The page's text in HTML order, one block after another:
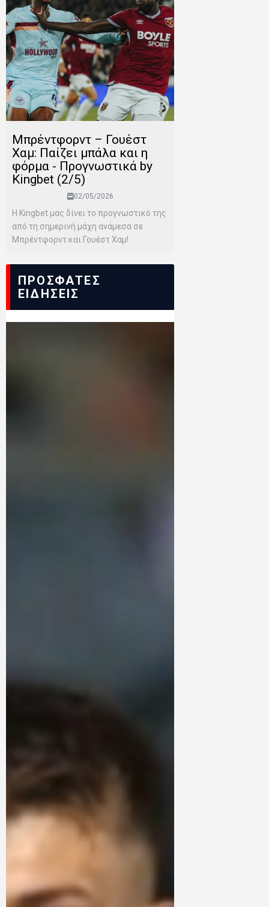
Μπρέντφορντ – Γουέστ
Χαμ: Παίζει μπάλα και η
φόρμα - Προγνωστικά by
Kingbet (2/5)
02/05/2026
Η Kingbet μας δίνει το προγνωστικό της
από τη σημερινή μάχη ανάμεσα σε
Μπρέντφορντ και Γουέστ Χαμ!
ΠΡΟΣΦΑΤΕΣ
ΕΙΔΗΣΕΙΣ